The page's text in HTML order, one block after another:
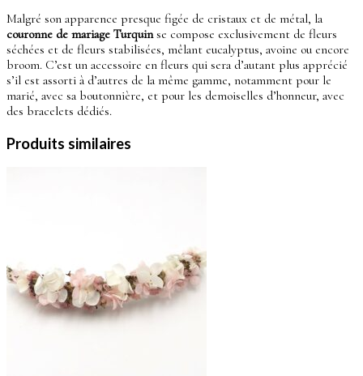
Malgré son apparence presque figée de cristaux et de métal, la
couronne de mariage Turquinse compose exclusivement de fleurs
séchées et de fleurs stabilisées, mêlant eucalyptus, avoine ou encore
broom. C’est un accessoire en fleurs qui sera d’autant plus apprécié
s’il est assorti à d’autres de la même gamme, notamment pour le
marié, avec sa boutonnière, et pour les demoiselles d’honneur, avec
des bracelets dédiés.
Produits similaires